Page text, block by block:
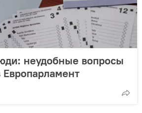
неудобные вопросы